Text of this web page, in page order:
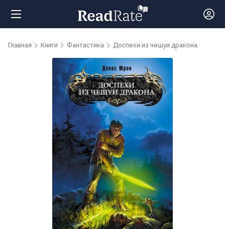
Поиск
обсуждаемые
Главная Книги Фантастика Доспехи из чешуи дракона